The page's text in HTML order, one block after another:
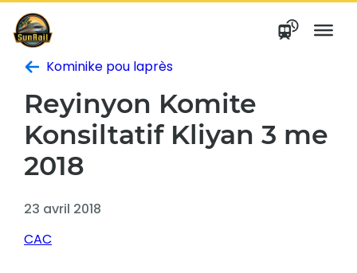
Ale
nan
kontni
Kominike pou laprès
Reyinyon Komite
Konsiltatif Kliyan 3 me
2018
23 avril 2018
CAC